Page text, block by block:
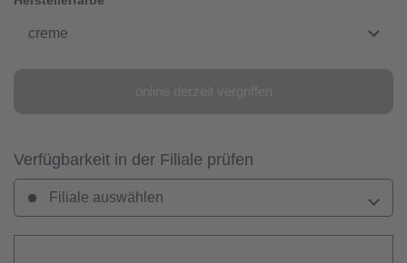
creme
Verfügbarkeit in der Filiale prüfen
Filiale auswählen